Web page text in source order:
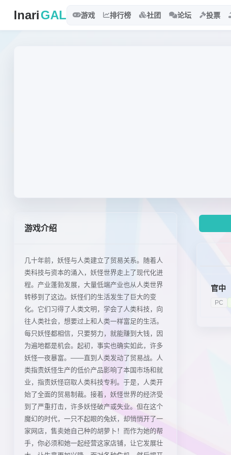
InariGAL 游戏 排行榜 社团 论坛 投票
游戏介绍
几十年前，妖怪与人类建立了贸易关系。随着人
类科技与资本的涌入，妖怪世界走上了现代化进
程。产业蓬勃发展，大量低端产业也从人类世界
转移到了这边。妖怪们的生活发生了巨大的变
化。它们习得了人类文明，学会了人类科技，向
往人类社会，想要过上和人类一样富足的生活。
每只妖怪都相信，只要努力，就能赚到大钱，因
为遍地都是机会。起初，事实也确实如此，许多
妖怪一夜暴富。——直到人类发动了贸易战。人
类指责妖怪生产的低价产品影响了本国市场和就
业，指责妖怪窃取人类科技专利。于是，人类开
始了全面的贸易制裁。接着，妖怪世界的经济受
到了严重打击，许多妖怪破产或失业。但在这个
魔幻的时代，一只不起眼的兔妖，却悄悄开了一
家网店，售卖她自己种的胡萝卜！而作为她的帮
手，你必须和她一起经营这家店铺，让它发展壮
官中
PC